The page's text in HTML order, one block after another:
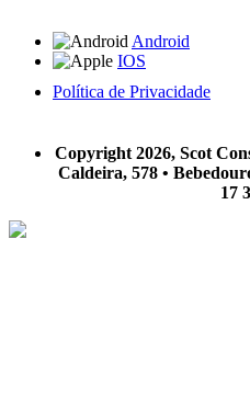
Android
IOS
Política de Privacidade
Copyright 2026, Scot
Caldeira, 578 •
17